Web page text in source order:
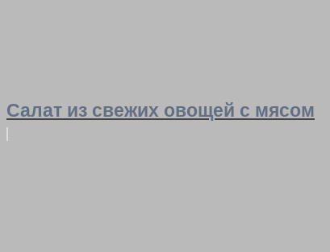
Салат из свежих овощей с мясом